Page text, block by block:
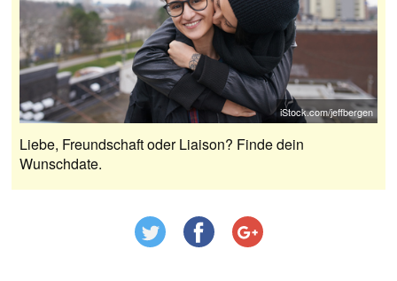
iStock.com/jeffbergen
Liebe, Freundschaft oder Liaison? Finde dein
Wunschdate.